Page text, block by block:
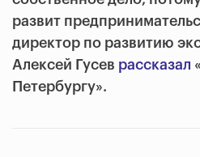
развит
директор по развитию
Алексей Гусев рассказал
Петербургу».